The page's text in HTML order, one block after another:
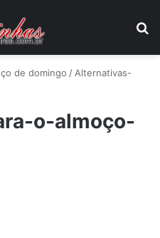
de domingo / Alternativas-
o-almoço-